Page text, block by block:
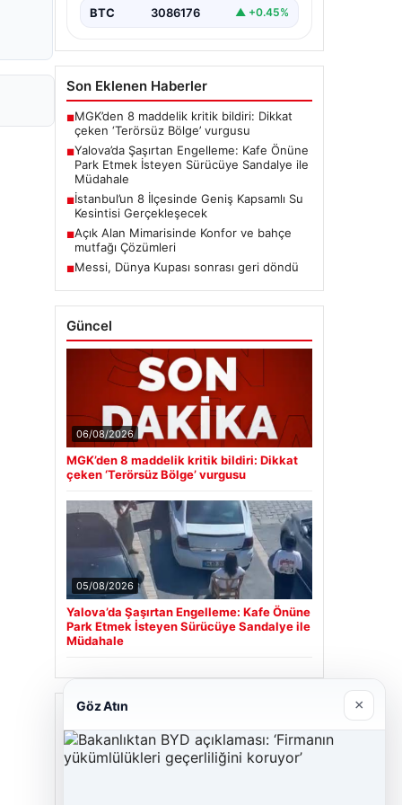
BTC 3086176 ▲ +0.45%
Son Eklenen Haberler
■MGK’den 8 maddelik kritik bildiri: Dikkat
çeken ‘Terörsüz Bölge’ vurgusu
■Yalova’da Şaşırtan Engelleme: Kafe Önüne
Park Etmek İsteyen Sürücüye Sandalye ile
Müdahale
■İstanbul’un 8 İlçesinde Geniş Kapsamlı Su
Kesintisi Gerçekleşecek
■Açık Alan Mimarisinde Konfor ve bahçe
mutfağı Çözümleri
■Messi, Dünya Kupası sonrası geri döndü
Güncel
06/08/2026
MGK’den 8 maddelik kritik bildiri: Dikkat
çeken ‘Terörsüz Bölge’ vurgusu
05/08/2026
Yalova’da Şaşırtan Engelleme: Kafe Önüne
Park Etmek İsteyen Sürücüye Sandalye ile
Müdahale
Son Eklenen Firmalar
Hastaş Beton
Göz Atın ×